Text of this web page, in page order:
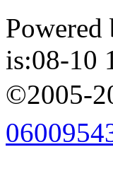
Powered
is:08-10
©2005-